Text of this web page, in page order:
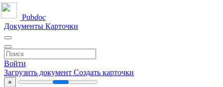
Pubdoc
Документы Карточки
Войти
Загрузить документ Создать карточки
×